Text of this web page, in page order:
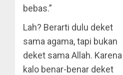
bebas.”
Lah? Berarti dulu deket
sama agama, tapi bukan
deket sama Allah. Karena
kalo benar-benar deket